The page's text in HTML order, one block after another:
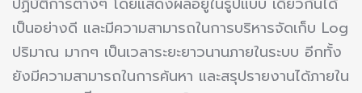
เป็นอย่างดี และมีความสามารถในการบริหารจัดเก็บ Log
ปริมาณ มากๆ เป็นเวลาระยะยาวนานภายในระบบ อีกทั้ง
ยังมีความสามารถในการค้นหา และสรุปรายงานได้ภายใน